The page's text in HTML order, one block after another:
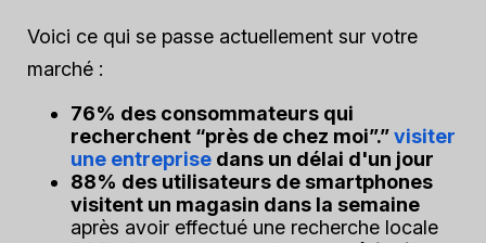
Voici ce qui se passe actuellement sur votre
marché :
76% des consommateurs qui
recherchent “près de chez moi”.”visiter
une entreprise dans un délai d'un jour
88% des utilisateurs de smartphones
visitent un magasin dans la semaine
après avoir effectué une recherche locale